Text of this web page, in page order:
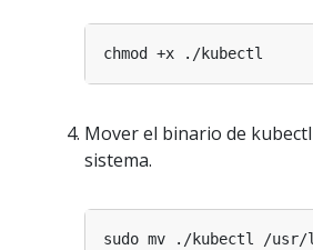
Mover el binario de
sistema.